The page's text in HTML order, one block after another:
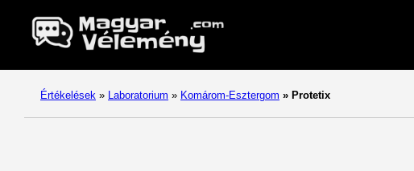
Értékelések » Laboratorium » Komárom-Esztergom » Protetix